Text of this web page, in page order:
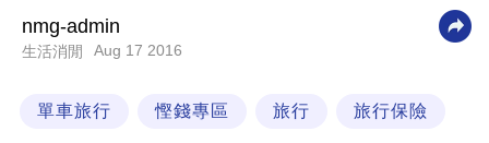
科
nmg-admin
生活消閒 Aug 17 2016
單車旅行 慳錢專區 旅行 旅行保險